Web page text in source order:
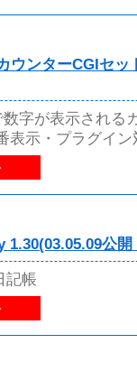
ウンターCGIセッ
字が表示される
表示・プラグイ
1.30(03.05.09公開
記帳